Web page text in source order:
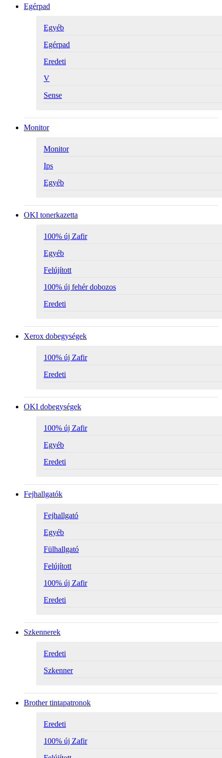
Egérpad
Egyéb
Egérpad
Eredeti
V
Sense
Monitor
Monitor
Ips
Egyéb
OKI tonerkazetta
100% új Zafir
Egyéb
Felújított
100% új fehér dobozos
Eredeti
Xerox dobegységek
100% új Zafir
Eredeti
OKI dobegységek
100% új Zafir
Egyéb
Eredeti
Fejhallgatók
Fejhallgató
Egyéb
Fülhallgató
Felújított
100% új Zafir
Eredeti
Szkennerek
Eredeti
Szkenner
Brother tintapatronok
Eredeti
100% új Zafir